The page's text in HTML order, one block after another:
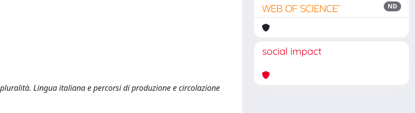
Lingua italiana e percorsi di produzione e circolazione
ND
social impact